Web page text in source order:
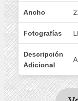
Ancho
Fotografías
Descripción
Adicional